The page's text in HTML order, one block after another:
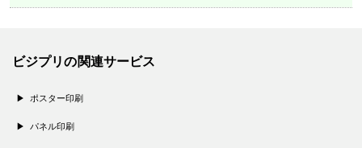
ビジプリの関連サービス
ポスター印刷
パネル印刷